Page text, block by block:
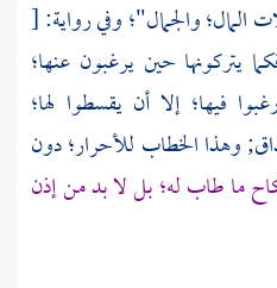
المال؛ والجمال"؛ وفي رواية:[
يتركونها حين يرغبون عنها؛
فيها؛ إلا أن يقسطوا لها؛
وهذا الخطاب للأحرار؛ دون
ما طاب له؛ بل لا بد من إذن